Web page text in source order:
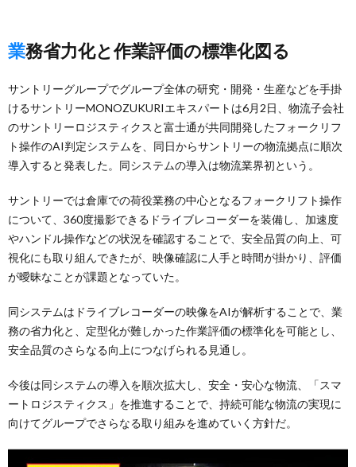
業務省力化と作業評価の標準化図る
サントリーグループでグループ全体の研究・開発・生産などを手掛
けるサントリーMONOZUKURIエキスパートは6月2日、物流子会社
のサントリーロジスティクスと富士通が共同開発したフォークリフ
ト操作のAI判定システムを、同日からサントリーの物流拠点に順次
導入すると発表した。同システムの導入は物流業界初という。
サントリーでは倉庫での荷役業務の中心となるフォークリフト操作
について、360度撮影できるドライブレコーダーを装備し、加速度
やハンドル操作などの状況を確認することで、安全品質の向上、可
視化にも取り組んできたが、映像確認に人手と時間が掛かり、評価
が曖昧なことが課題となっていた。
同システムはドライブレコーダーの映像をAIが解析することで、業
務の省力化と、定型化が難しかった作業評価の標準化を可能とし、
安全品質のさらなる向上につなげられる見通し。
今後は同システムの導入を順次拡大し、安全・安心な物流、「スマ
ートロジスティクス」を推進することで、持続可能な物流の実現に
向けてグループでさらなる取り組みを進めていく方針だ。